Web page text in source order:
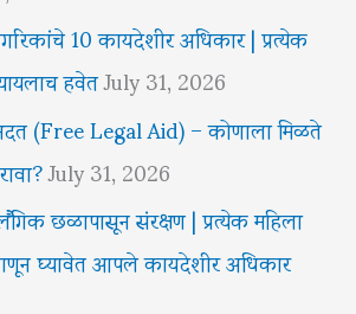
10 कायदेशीर अधिकार | प्रत्येक
हवेतJuly 31, 2026
(Free Legal Aid) – कोणाला मिळते
July 31, 2026
छळापासून संरक्षण | प्रत्येक महिला
घ्यावेत आपले कायदेशीर अधिकार